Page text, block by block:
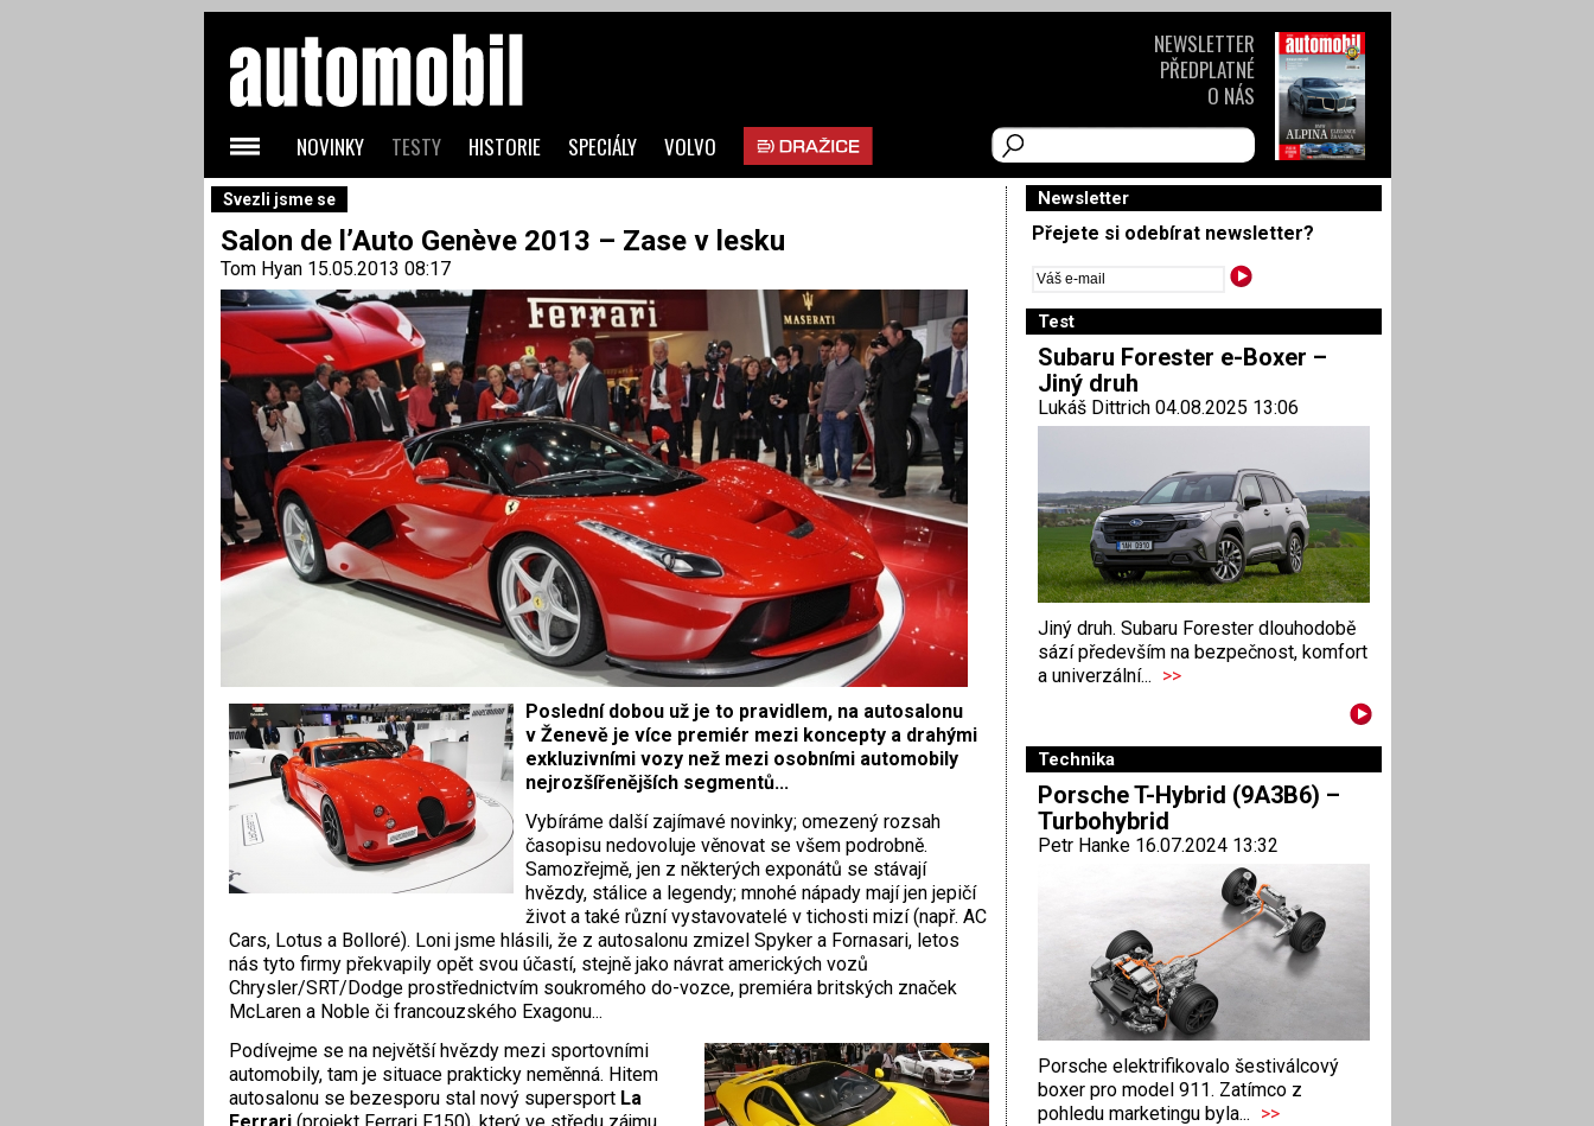
Svezli jsme se
Salon de l’Auto Genève 2013 – Zase v lesku
Tom Hyan15.05.2013 08:17
Poslední dobou už je to pravidlem, na autosalonu
v Ženevě je více premiér mezi koncepty a drahými
exkluzivními vozy než mezi osobními automobily
nejrozšířenějších segmentů...
Vybíráme další zajímavé novinky; omezený rozsah
časopisu nedovoluje věnovat se všem podrobně.
Samozřejmě, jen z některých exponátů se stávají
hvězdy, stálice a legendy; mnohé nápady mají jen jepičí
život a také různí vystavovatelé v tichosti mizí (např. AC
Cars, Lotus a Bolloré). Loni jsme hlásili, že z autosalonu zmizel Spyker a Fornasari, letos
nás tyto firmy překvapily opět svou účastí, stejně jako návrat amerických vozů
Chrysler/SRT/Dodge prostřednictvím soukromého do-vozce, premiéra britských značek
McLaren a Noble či francouzského Exagonu...
Podívejme se na největší hvězdy mezi sportovními
automobily, tam je situace prakticky neměnná. Hitem
autosalonu se bezesporu stal nový supersport La
Newsletter
Přejete si odebírat newsletter?
Test
Subaru Forester e-Boxer –
Jiný druh
Lukáš Dittrich 04.08.2025 13:06
Jiný druh. Subaru Forester dlouhodobě
sází především na bezpečnost, komfort
a univerzální... >>
Technika
Porsche T-Hybrid (9A3B6) –
Turbohybrid
Petr Hanke 16.07.2024 13:32
Porsche elektrifikovalo šestiválcový
boxer pro model 911. Zatímco z
pohledu marketingu byla... >>
NOVINKY TESTY HISTORIE SPECIÁLY VOLVO
NEWSLETTER
PŘEDPLATNÉ
O NÁS